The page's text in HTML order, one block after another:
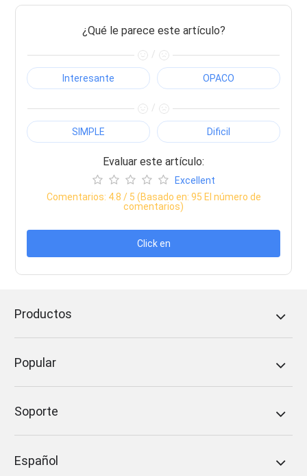
¿Qué le parece este artículo?
/
Interesante OPACO
/
SIMPLE Dificil
Evaluar este artículo:
Excellent
Comentarios: 4.8 / 5 (Basado en: 95 El número de
comentarios)
Click en
Productos
Popular
Soporte
Español